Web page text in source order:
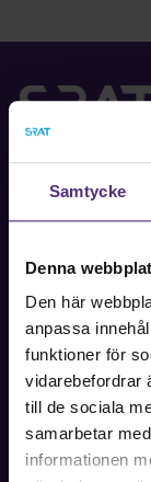
Samtycke
Denna
Den här
anpassa
funktioner för
vidarebefordrar
till de sociala
samarbetar
informationen
professioner.
Kontakt
Kontakta oss
eller allmänna
08-442 44